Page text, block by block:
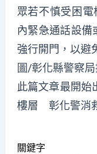
眾若不慎受困
內緊急通話設備
強行開門，以避
圖/彰化縣警察
此篇文章最開始
樓層 彰化警消
關鍵字